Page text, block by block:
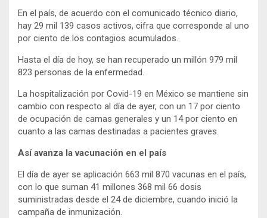
En el país, de acuerdo con el comunicado técnico diario,
hay 29 mil 139 casos activos, cifra que corresponde al uno
por ciento de los contagios acumulados.
Hasta el día de hoy, se han recuperado un millón 979 mil
823 personas de la enfermedad.
La hospitalización por Covid-19 en México se mantiene sin
cambio con respecto al día de ayer, con un 17 por ciento
de ocupación de camas generales y un 14 por ciento en
cuanto a las camas destinadas a pacientes graves.
Así avanza la vacunación en el país
El día de ayer se aplicación 663 mil 870 vacunas en el país,
con lo que suman 41 millones 368 mil 66 dosis
suministradas desde el 24 de diciembre, cuando inició la
campaña de inmunización.